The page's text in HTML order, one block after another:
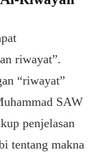
riwayat”.
“riwayat”
SAW
penjelasan
tentang makna